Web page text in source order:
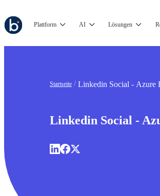
Plattform AI Lösungen
Startseite Linkedin Social - Azure
Linkedin Social -